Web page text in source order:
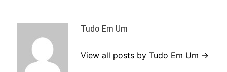
Tudo Em Um
View all posts by Tudo Em Um →